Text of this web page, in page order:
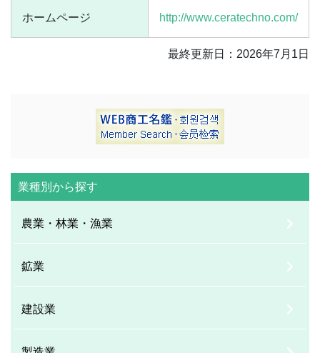
ホームページ http://www.ceratechno.com/
最終更新日：2026年7月1日
業種別から探す
農業・林業・漁業
鉱業
建設業